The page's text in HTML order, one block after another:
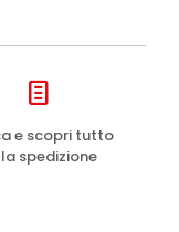
e scopri tutto
spedizione